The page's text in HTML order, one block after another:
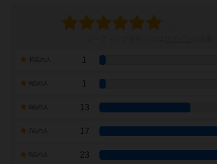
1
1
13
7点の人 17
23